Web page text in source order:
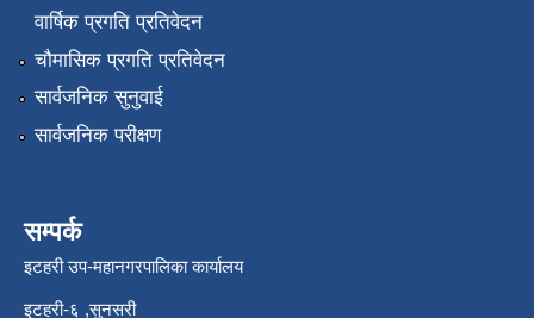
वार्षिक प्रगति प्रतिवेदन
चौमासिक प्रगति प्रतिवेदन
सार्वजनिक सुनुवाई
सार्वजनिक परीक्षण
सम्पर्क
इटहरी उप-महानगरपालिका कार्यालय
इटहरी-६ ,सुनसरी